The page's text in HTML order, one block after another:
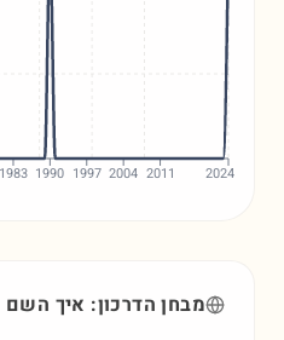
1983 1990 1997 2004 2011 2024
מבחן הדרכון: איך השם